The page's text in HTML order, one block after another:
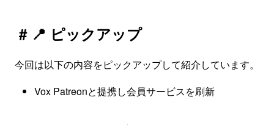
# 📍 ピックアップ
今回は以下の内容をピックアップして紹介しています。
Vox Patreonと提携し会員サービスを刷新